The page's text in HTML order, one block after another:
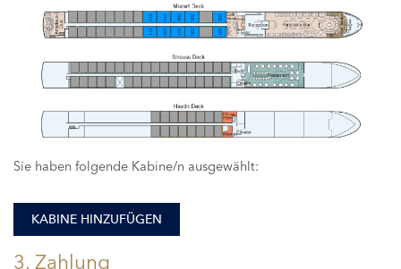
301
302
305
306
307
308
309
310
311
312
Sie haben folgende Kabine/n ausgewählt:
KABINE HINZUFÜGEN
3. Zahlung